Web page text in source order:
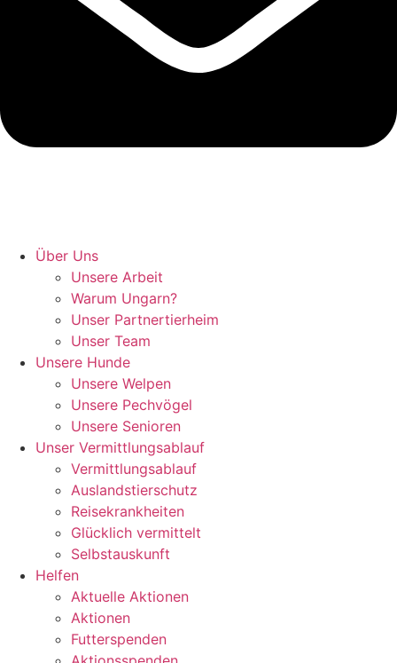
Über Uns
Unsere Arbeit
Warum Ungarn?
Unser Partnertierheim
Unser Team
Unsere Hunde
Unsere Welpen
Unsere Pechvögel
Unsere Senioren
Unser Vermittlungsablauf
Vermittlungsablauf
Auslandstierschutz
Reisekrankheiten
Glücklich vermittelt
Selbstauskunft
Helfen
Aktuelle Aktionen
Aktionen
Futterspenden